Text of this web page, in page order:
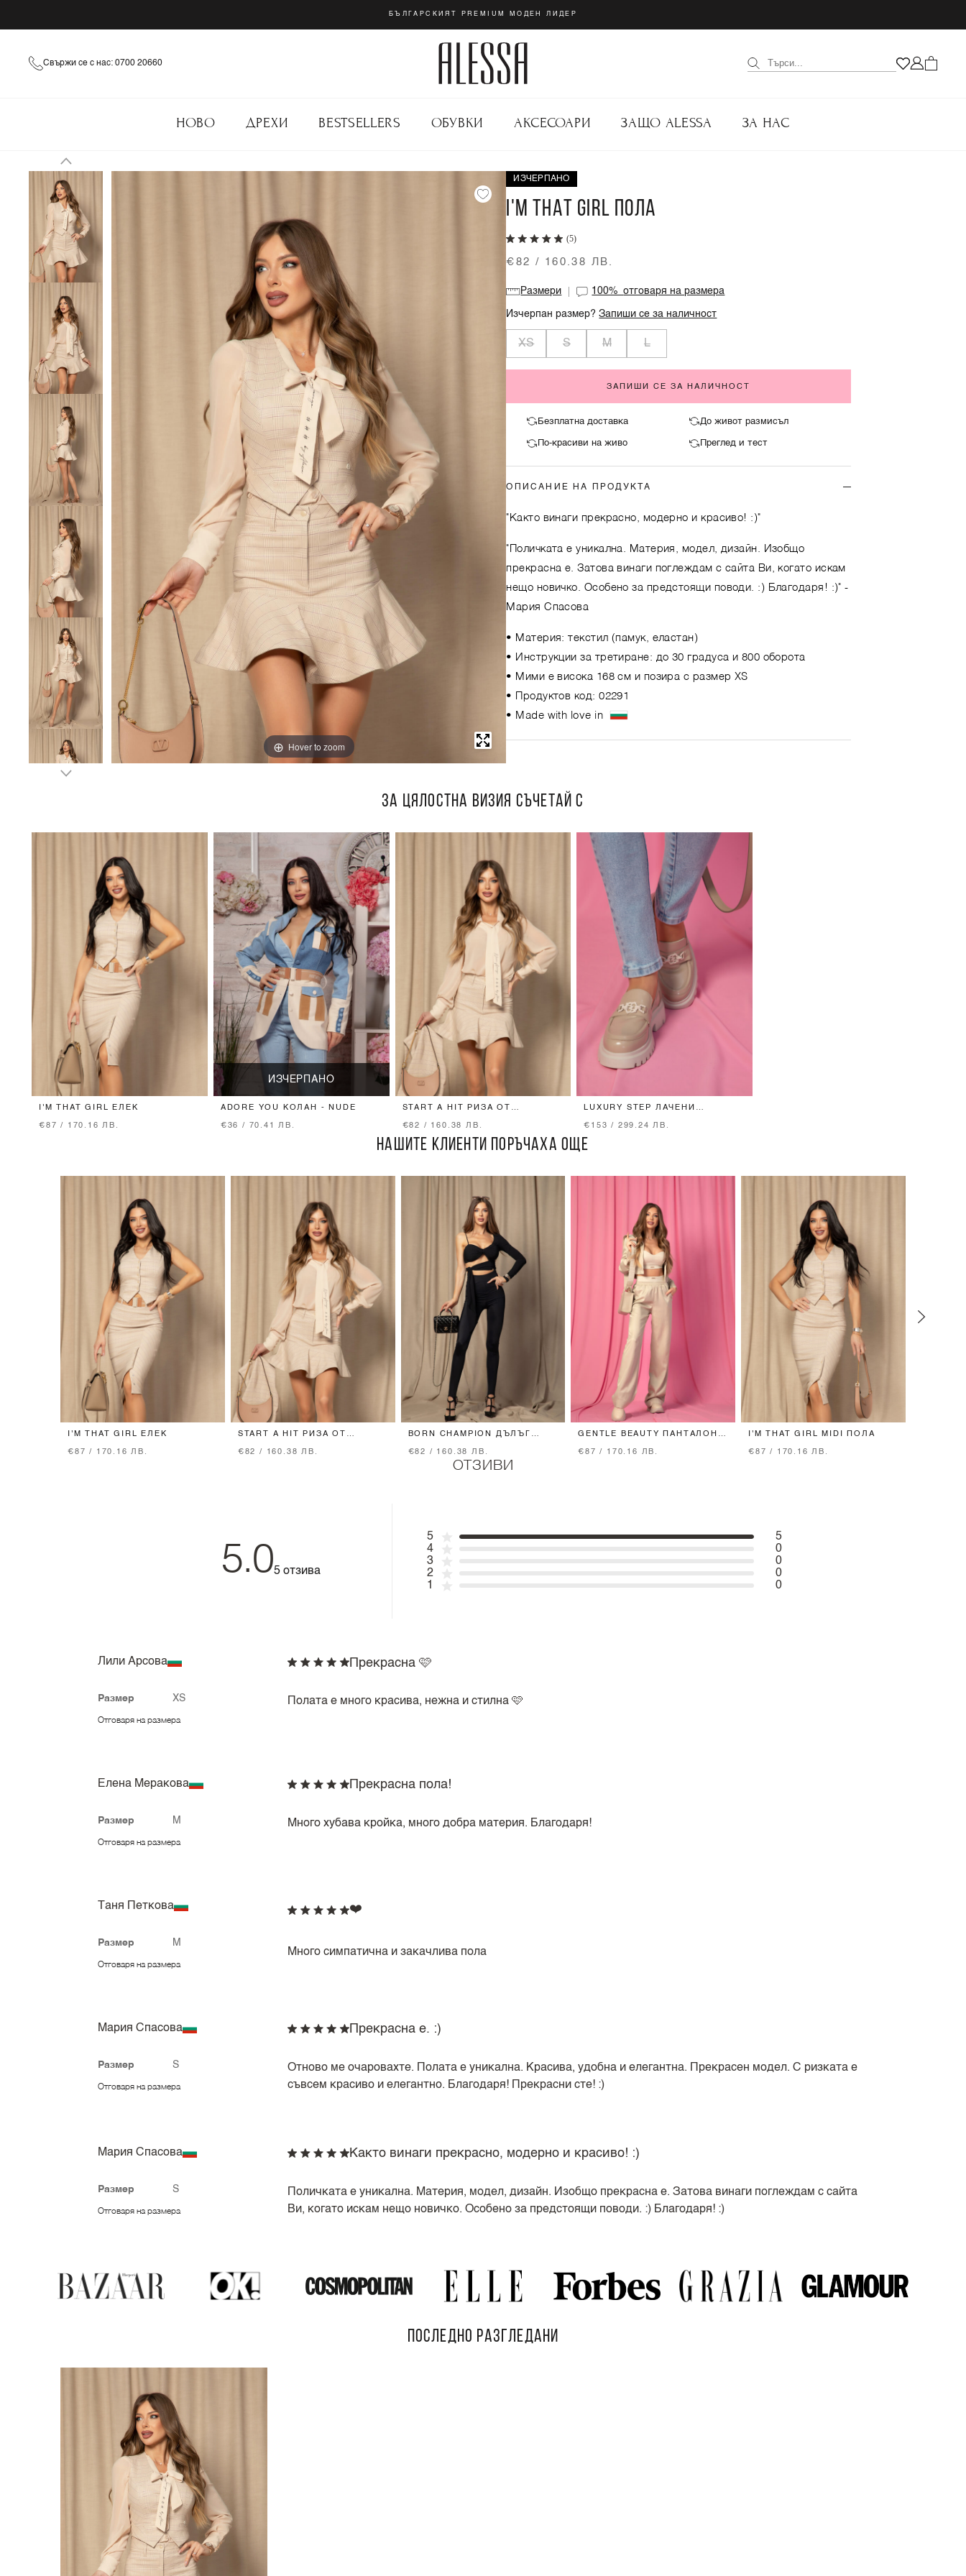
БЪЛГАРСКИЯТ PREMIUM МОДЕН ЛИДЕР
Свържи се с нас: 0700 20660
НОВО ДРЕХИ BESTSELLERS ОБУВКИ АКСЕСОАРИ ЗАЩО ALESSA ЗА НАС
Hover to zoom
ИЗЧЕРПАНО
I'M THAT GIRL ПОЛА
(5)
€82 / 160.38 ЛВ.
Размери 100%отговаря на размера
Изчерпан размер?Запиши се за наличност
XS S M L
ЗАПИШИ СЕ ЗА НАЛИЧНОСТ
Безплатна доставка До живот размисъл
По-красиви на живо Преглед и тест
ОПИСАНИЕ НА ПРОДУКТА
"Както винаги прекрасно, модерно и красиво! :)"
"Поличката е уникална. Материя, модел, дизайн. Изобщо
прекрасна е. Затова винаги поглеждам с сайта Ви, когато искам
нещо новичко. Особено за предстоящи поводи. :) Благодаря! :)" -
Мария Спасова
• Материя: текстил (памук, еластан)
• Инструкции за третиране: до 30 градуса и 800 оборота
• Мими е висока 168 см и позира с размер XS
• Продуктов код: 02291
• Made with love in
ЗА ЦЯЛОСТНА ВИЗИЯ СЪЧЕТАЙ С
I'M THAT GIRL ЕЛЕК
€87 / 170.16 ЛВ.
ИЗЧЕРПАНО
ADORE YOU КОЛАН - NUDE
€36 / 70.41 ЛВ.
START A HIT РИЗА ОТ
BEIGE
€82 / 160.38 ЛВ.
LUXURY STEP ЛАЧЕНИ
€153 / 299.24 ЛВ.
НАШИТЕ КЛИЕНТИ ПОРЪЧАХА ОЩЕ
I'M THAT GIRL ЕЛЕК
€87 / 170.16 ЛВ.
START A HIT РИЗА ОТ
BEIGE
€82 / 160.38 ЛВ.
BORN CHAMPION ДЪЛЪГ
€82 / 160.38 ЛВ.
GENTLE BEAUTY ПАНТАЛОН -
€87 / 170.16 ЛВ.
I'M THAT GIRL MIDI ПОЛА
€87 / 170.16 ЛВ.
ОТЗИВИ
5.05 отзива
5
5
4
0
3
0
2
0
1
0
Лили Арсова
Размер XS
Отговаря на размера
Прекрасна 🩷
Полата е много красива, нежна и стилна 🩷
Елена Меракова
Размер M
Отговаря на размера
Прекрасна пола!
Много хубава кройка, много добра материя. Благодаря!
Таня Петкова
Размер M
Отговаря на размера
❤️
Много симпатична и закачлива пола
Мария Спасова
Размер S
Отговаря на размера
Прекрасна е. :)
Отново ме очаровахте. Полата е уникална. Красива, удобна и елегантна. Прекрасен модел. С ризката е
съвсем красиво и елегантно. Благодаря! Прекрасни сте! :)
Мария Спасова
Размер S
Отговаря на размера
Както винаги прекрасно, модерно и красиво! :)
Поличката е уникална. Материя, модел, дизайн. Изобщо прекрасна е. Затова винаги поглеждам с сайта
Ви, когато искам нещо новичко. Особено за предстоящи поводи. :) Благодаря! :)
ПОСЛЕДНО РАЗГЛЕДАНИ